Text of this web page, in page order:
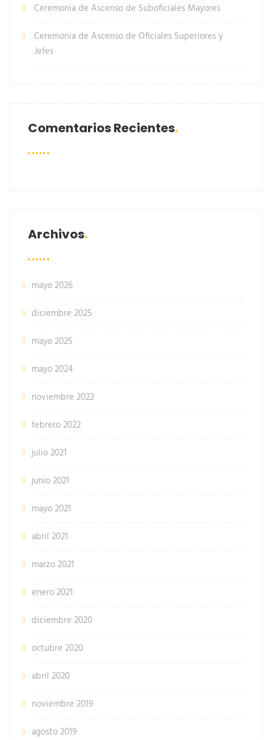
Ceremonia de Ascenso de Suboficiales Mayores
Ceremonia de Ascenso de Oficiales Superiores y
Jefes
Comentarios Recientes
Archivos
mayo 2026
diciembre 2025
mayo 2025
mayo 2024
noviembre 2022
febrero 2022
julio 2021
junio 2021
mayo 2021
abril 2021
marzo 2021
enero 2021
diciembre 2020
octubre 2020
abril 2020
noviembre 2019
agosto 2019